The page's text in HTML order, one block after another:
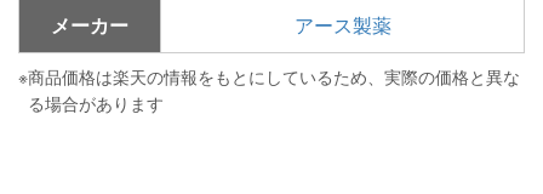
メーカー
アース製薬
※商品価格は楽天の情報をもとにしているため、実際の価格と異な
る場合があります